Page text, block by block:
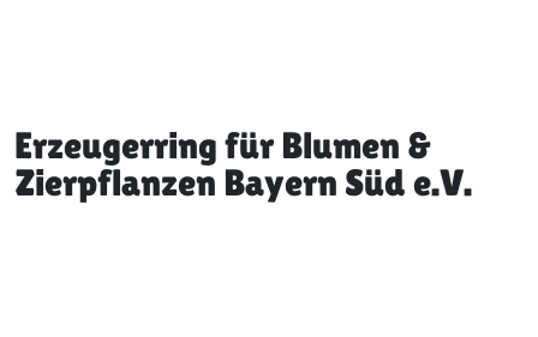
Erzeugerring für Blumen &
Zierpflanzen Bayern Süd e.V.